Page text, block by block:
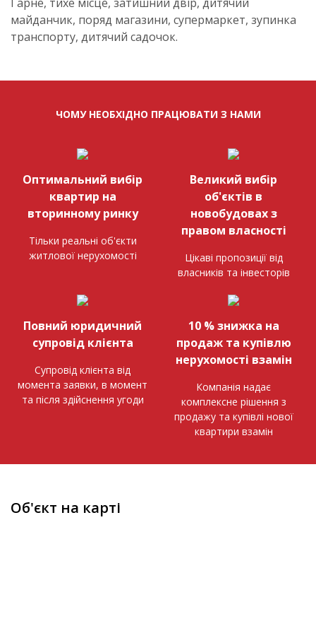
майданчик, поряд магазини, супермаркет, зупинка
транспорту, дитячий садочок.
ЧОМУ НЕОБХІДНО ПРАЦЮВАТИ З НАМИ
Оптимальний вибір
квартир на
вторинному ринку
Тільки реальні об'єкти
житлової нерухомості
Великий вибір
об'єктів в
новобудовах з
правом власності
Цікаві пропозиції від
власників та інвесторів
Повний юридичний
супровід клієнта
Супровід клієнта від
момента заявки, в момент
та після здійснення угоди
10 % знижка на
продаж та купівлю
нерухомості взамін
Компанія надає
комплексне рішення з
продажу та купівлі нової
квартири взамін
Об'єкт на карті